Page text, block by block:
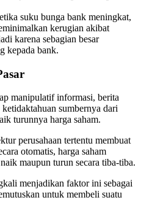
suku bunga bank meningkat,
kerugian akibat
karena sebagian besar
kepada bank.
manipulatif informasi, berita
sumbernya dari
turunnya harga saham.
perusahaan tertentu membuat
otomatis, harga saham
maupun turun secara tiba-tiba.
menjadikan faktor ini sebagai
untuk membeli suatu